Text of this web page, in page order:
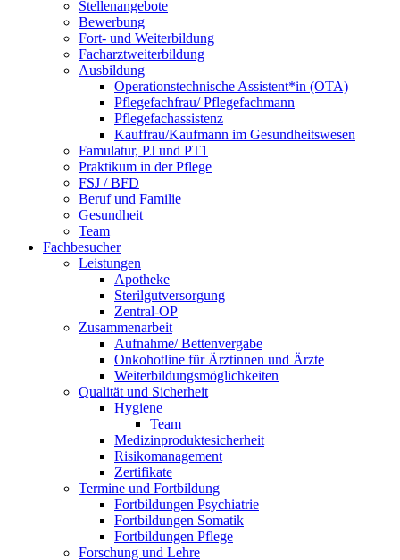
Stellenangebote
Bewerbung
Fort- und Weiterbildung
Facharztweiterbildung
Ausbildung
Operationstechnische Assistent*in (OTA)
Pflegefachfrau/ Pflegefachmann
Pflegefachassistenz
Kauffrau/Kaufmann im Gesundheitswesen
Famulatur, PJ und PT1
Praktikum in der Pflege
FSJ / BFD
Beruf und Familie
Gesundheit
Team
Fachbesucher
Leistungen
Apotheke
Sterilgutversorgung
Zentral-OP
Zusammenarbeit
Aufnahme/ Bettenvergabe
Onkohotline für Ärztinnen und Ärzte
Weiterbildungsmöglichkeiten
Qualität und Sicherheit
Hygiene
Team
Medizinproduktesicherheit
Risikomanagement
Zertifikate
Termine und Fortbildung
Fortbildungen Psychiatrie
Fortbildungen Somatik
Fortbildungen Pflege
Forschung und Lehre